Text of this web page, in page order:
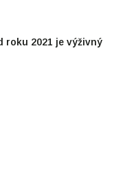
roku 2021 je výživný